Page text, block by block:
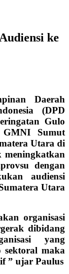
ke
Daerah
(DPD
Gulo
Sumut
Utara di
meningkatkan
dengan
audiensi
Utara
organisasi
dibidang
yang
sektoral maka
” ujar Paulus